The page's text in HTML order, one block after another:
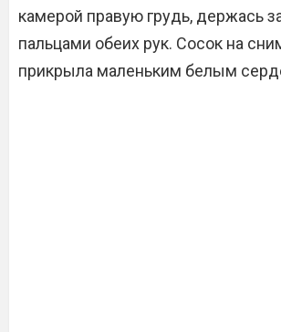
камерой правую грудь, держась
пальцами обеих рук. Сосок на
прикрыла маленьким белым